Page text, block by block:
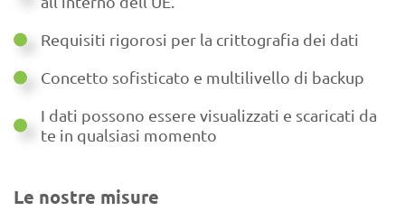
Requisiti rigorosi per la crittografia dei dati
Concetto sofisticato e multilivello di backup
I dati possono essere visualizzati e scaricati da
te in qualsiasi momento
Le nostre misure